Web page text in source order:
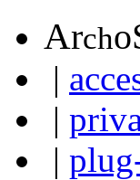
Archo
|
|
|